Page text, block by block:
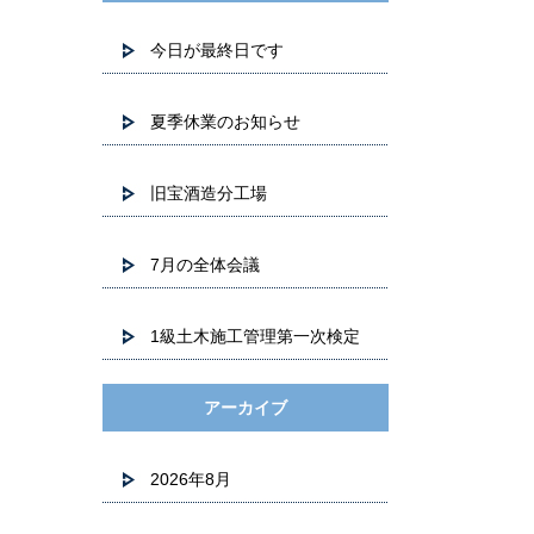
今日が最終日です
夏季休業のお知らせ
旧宝酒造分工場
7月の全体会議
1級土木施工管理第一次検定
アーカイブ
2026年8月